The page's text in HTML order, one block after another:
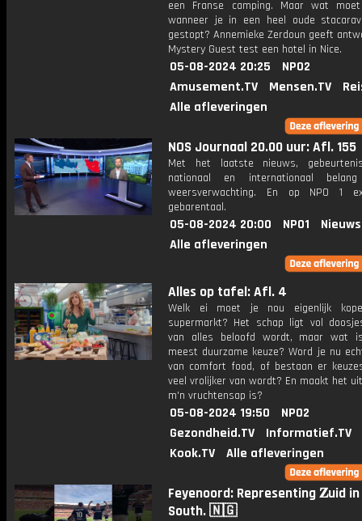
een Franse camping. Maar wat
wanneer je in een heel oude
gestopt? Annemieke Zerdoun geeft
Mystery Guest test een hotel in Nice.
05-08-2024 20:25
NPO2
Amusement.TV
Mensen.TV
Alle afleveringen
NOS Journaal 20.00 uur: Afl. 155
Met het laatste nieuws,
nationaal en internationaal
weersverwachting. En op NPO 1
gebarentaal.
05-08-2024 20:00 NPO1
Alle afleveringen
Alles op tafel: Afl. 4
Welk ei moet je nou eigenlijk
supermarkt? Het schap ligt vol
van alles beloofd wordt, maar wat
meest duurzame keuze? Word je nu
van comfort food, of bestaan er
veel vrolijker van wordt? En maakt het
m'n vruchtensap is?
05-08-2024 19:50
NPO2
Gezondheid.TV
Informatief.TV
Kook.TV
Alle afleveringen
Feyenoord: Representing 𝐙uid
South. 🇳🇬